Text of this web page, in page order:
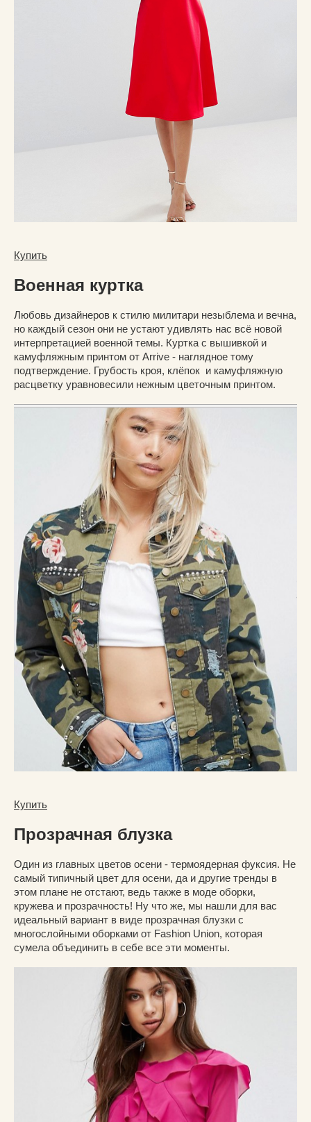
Купить
Военная куртка
Любовь дизайнеров к стилю милитари незыблема и вечна,
но каждый сезон они не устают удивлять нас всё новой
интерпретацией военной темы. Куртка с вышивкой и
камуфляжным принтом от Arrive - наглядное тому
подтверждение. Грубость кроя, клёпок и камуфляжную
расцветку уравновесили нежным цветочным принтом.
Купить
Прозрачная блузка
Один из главных цветов осени - термоядерная фуксия. Не
самый типичный цвет для осени, да и другие тренды в
этом плане не отстают, ведь также в моде оборки,
кружева и прозрачность! Ну что же, мы нашли для вас
идеальный вариант в виде прозрачная блузки с
многослойными оборками от Fashion Union, которая
сумела объединить в себе все эти моменты.